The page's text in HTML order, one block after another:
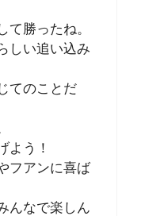
勝ったね。
しい追い込み
てのことだ
よう！
フアンに喜ば
んなで楽しん